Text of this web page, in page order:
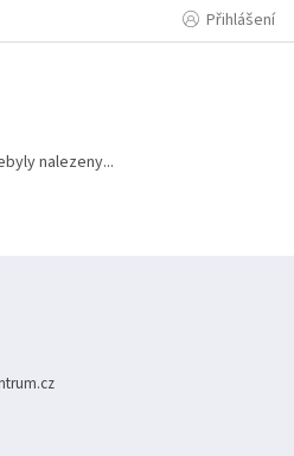
Přihlášení
nalezeny...